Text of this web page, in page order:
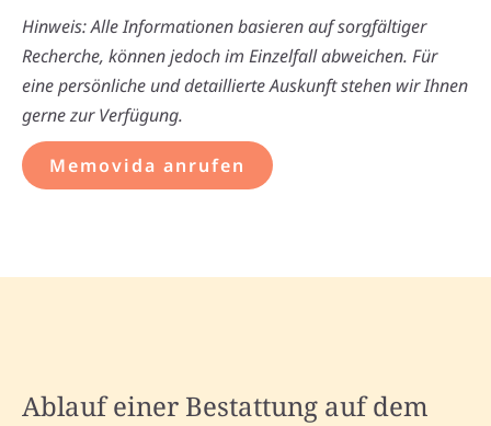
Hinweis: Alle Informationen basieren auf sorgfältiger
Recherche, können jedoch im Einzelfall abweichen. Für
eine persönliche und detaillierte Auskunft stehen wir Ihnen
gerne zur Verfügung.
Memovida anrufen
Ablauf einer Bestattung auf dem